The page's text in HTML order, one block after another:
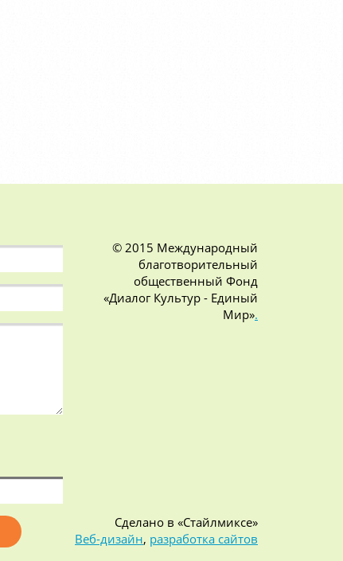
© 2015 Международный
благотворительный
общественный Фонд
«Диалог Культур - Единый
Мир».
Сделано в «Стайлмиксе»
Веб-дизайн, разработка сайтов